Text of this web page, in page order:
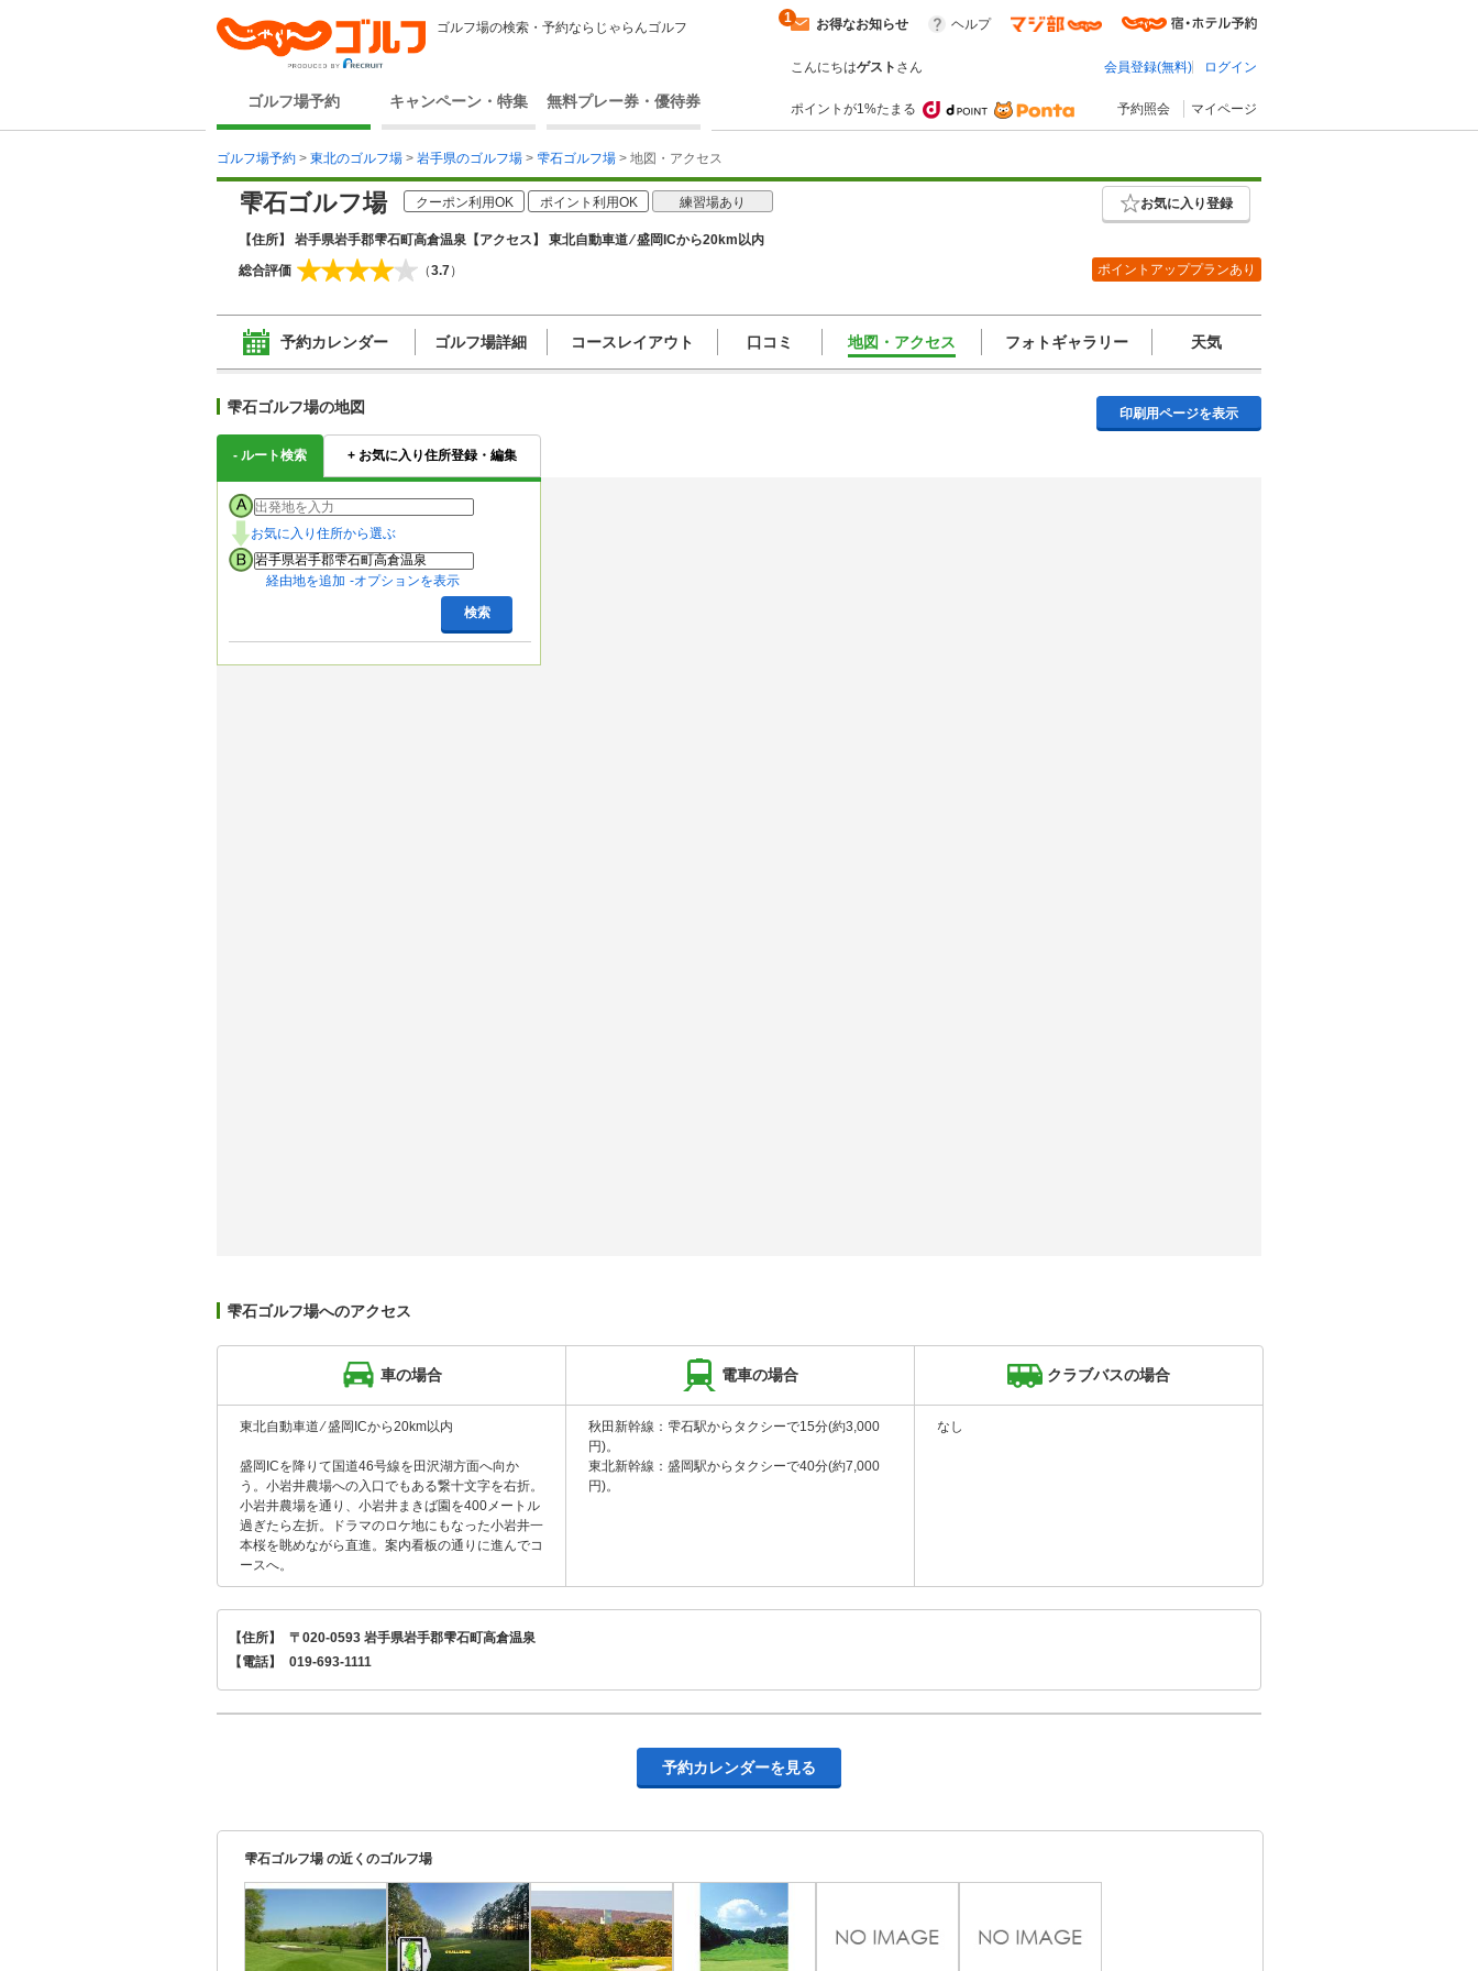
ゴルフ場の検索・予約ならじゃらんゴルフ
ゴルフ場予約 キャンペーン・特集 無料プレー券・優待券
お得なお知らせ
1 ヘルプ
こんにちはゲスト さん 会員登録(無料) ログイン
ポイントが1%たまる 予約照会 マイページ
ゴルフ場予約 > 東北のゴルフ場 > 岩手県のゴルフ場 > 雫石ゴルフ場 > 地図・アクセス
雫石ゴルフ場 クーポン利用OK ポイント利用OK 練習場あり お気に入り登録
【住所】 岩手県岩手郡雫石町高倉温泉 【アクセス】 東北自動車道 ⁄ 盛岡ICから20km以内
総合評価
（3.7） ポイントアッププランあり
予約カレンダー ゴルフ場詳細 コースレイアウト 口コミ 地図・アクセス フォトギャラリー 天気
雫石ゴルフ場の地図 印刷用ページを表示
- ルート検索 + お気に入り住所登録・編集
お気に入り住所から選ぶ
経由地を追加 オプションを表示
検索
雫石ゴルフ場へのアクセス
車の場合 電車の場合 クラブバスの場合
東北自動車道 ⁄ 盛岡ICから20km以内
盛岡ICを降りて国道46号線を田沢湖方面へ向か
う。小岩井農場への入口でもある繋十文字を右折。
小岩井農場を通り、小岩井まきば園を400メートル
過ぎたら左折。ドラマのロケ地にもなった小岩井一
本桜を眺めながら直進。案内看板の通りに進んでコ
ースへ。
秋田新幹線：雫石駅からタクシーで15分(約3,000
円)。
東北新幹線：盛岡駅からタクシーで40分(約7,000
円)。
なし
【住所】
〒020-0593 岩手県岩手郡雫石町高倉温泉
【電話】
019-693-1111
予約カレンダーを見る
雫石ゴルフ場 の近くのゴルフ場